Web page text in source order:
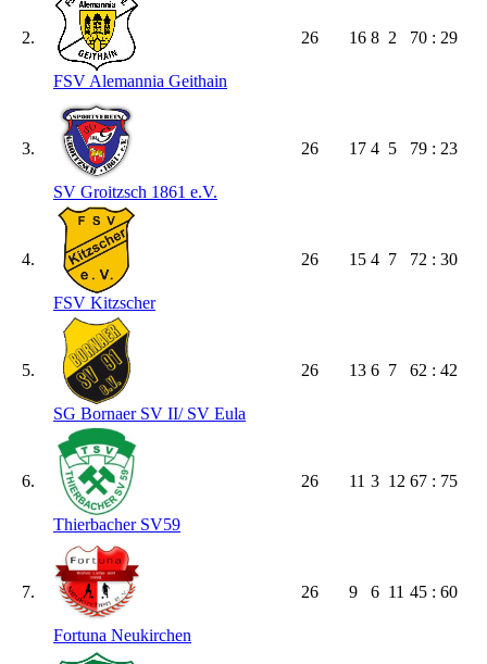
2.
FSV Alemannia Geithain
26 16 8 2 70 : 29
3.
SV Groitzsch 1861 e.V.
26 17 4 5 79 : 23
4.
FSV Kitzscher
26 15 4 7 72 : 30
5.
SG Bornaer SV II/​ SV Eula
26 13 6 7 62 : 42
6.
Thierbacher SV59
26 11 3 12 67 : 75
7.
Fortuna Neukirchen
26 9 6 11 45 : 60